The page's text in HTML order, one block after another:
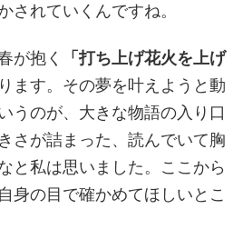
されていくんですね。
が抱く
「打ち上げ花火を上げ
ます。その夢を叶えようと動
のが、大きな物語の入り口
さが詰まった、読んでいて胸
と私は思いました。ここから
身の目で確かめてほしいとこ